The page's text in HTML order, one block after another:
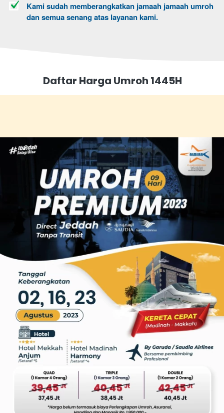
Kami sudah memberangkatkan jamaah jamaah umroh
dan semua senang atas layanan kami.
Daftar Harga Umroh 1445H